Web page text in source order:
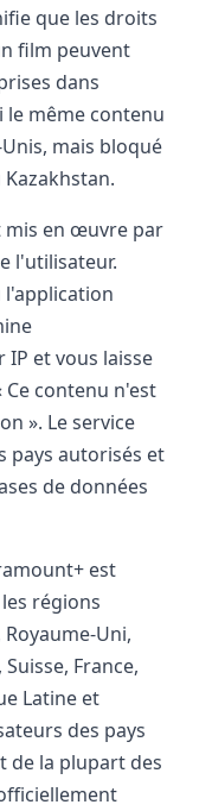
que les droits
film peuvent
dans
le même contenu
mais bloqué
mis en œuvre par
l'utilisateur.
l'application
et vous laisse
Ce contenu n'est
». Le service
pays autorisés et
de données
est
régions
Uni,
France,
Latine et
des pays
de la plupart des